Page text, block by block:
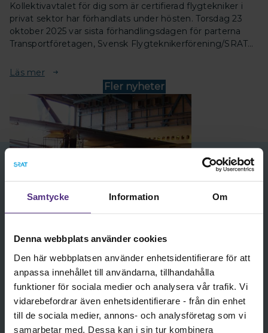
Samtycke Information Om
Denna webbplats använder cookies
Den här webbplatsen använder enhetsidentifierare för att
anpassa innehållet till användarna, tillhandahålla
funktioner för sociala medier och analysera vår trafik. Vi
vidarebefordrar även enhetsidentifierare - från din enhet
till de sociala medier, annons- och analysföretag som vi
samarbetar med. Dessa kan i sin tur kombinera
Kollektivavtalet för dig som är certifierad flygtekniker i
privat sektor har förhandlats under hösten. Torsdag 23
oktober 2025 var sista förhandlingsdagen för parterna
Transportföretagen, Svensk Flygteknikerförening/SRAT
Läs mer
Fler nyheter
Vi är flygtekniker
Certifierade flygtekniker är den enda yrkeskategorin som
får signera och ta ansvar för utförda inspektioner, felsökning
samt funktionskontroller på flygplan och helikoptrar. Att
certifiera allt tekniskt underhåll är en viktig del för att hålla
flygplan och helikoptrar luftvärdiga.